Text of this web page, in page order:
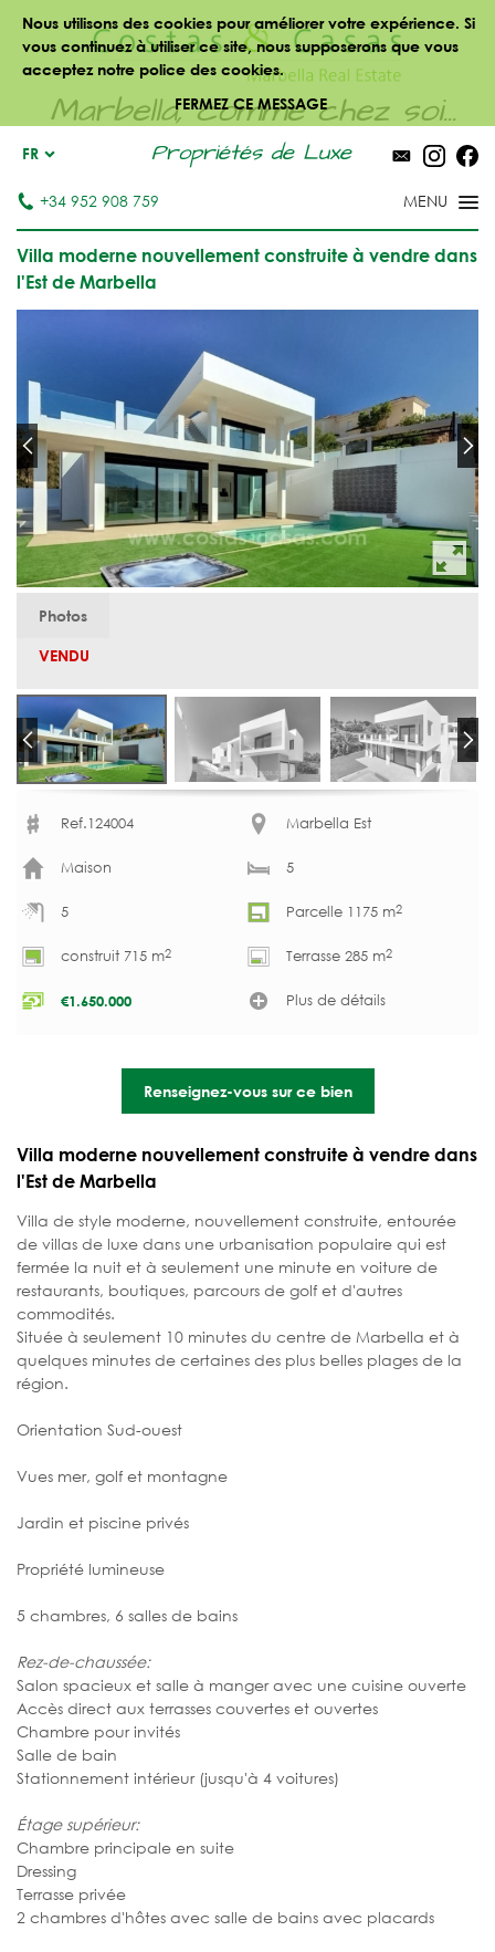
Nous utilisons des cookies pour améliorer votre expérience. Si
vous continuez à utiliser ce site, nous supposerons que vous
acceptez notre police des cookies.
FERMEZ CE MESSAGE
Marbella, comme chez soi...
Propriétés de Luxe
FR
+34 952 908 759
Villa moderne nouvellement construite à vendre dans
l'Est de Marbella
Photos
VENDU
Ref.124004 Marbella Est
Maison 5
5 Parcelle 1175 m2
construit 715 m2 Terrasse 285 m2
€1.650.000 Plus de détails
Renseignez-vous sur ce bien
Villa moderne nouvellement construite à vendre dans
l'Est de Marbella
Villa de style moderne, nouvellement construite, entourée
de villas de luxe dans une urbanisation populaire qui est
fermée la nuit et à seulement une minute en voiture de
restaurants, boutiques, parcours de golf et d'autres
commodités.
Située à seulement 10 minutes du centre de Marbella et à
quelques minutes de certaines des plus belles plages de la
région.
Orientation Sud-ouest
Vues mer, golf et montagne
Jardin et piscine privés
Propriété lumineuse
5 chambres, 6 salles de bains
Rez-de-chaussée:
Salon spacieux et salle à manger avec une cuisine ouverte
Accès direct aux terrasses couvertes et ouvertes
Chambre pour invités
Salle de bain
Stationnement intérieur (jusqu'à 4 voitures)
Étage supérieur:
Chambre principale en suite
Dressing
Terrasse privée
2 chambres d'hôtes avec salle de bains avec placards